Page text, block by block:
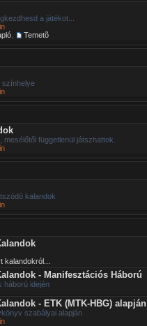
a játékot...
Temetõ
színhelye
mesélőtől függetlenül játszhattok.
kalandok
kalandokról...
- Manifesztációs Háború
háború idején
- ETK (MTK-HBG) alapján
szabályai alapján